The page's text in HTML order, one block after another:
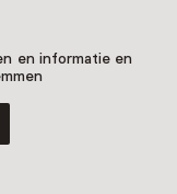
en informatie en